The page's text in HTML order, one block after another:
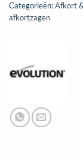
Categorieën:Afkort
afkortzagen